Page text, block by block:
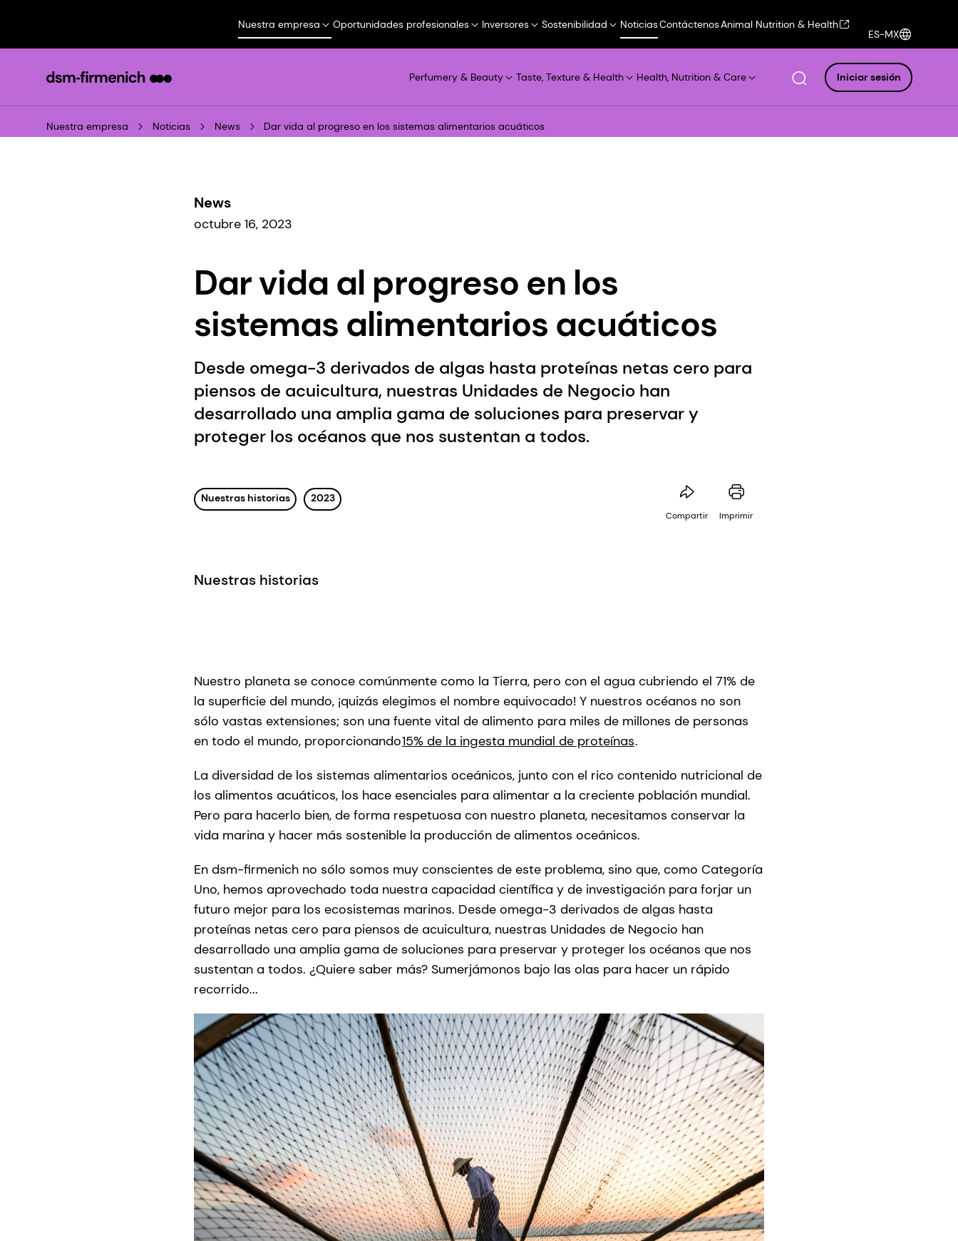
Nuestra empresa Oportunidades profesionales Inversores Sostenibilidad NoticiasContáctenosAnimal Nutrition & Health
ES-MX
Perfumery & Beauty Taste, Texture & Health Health, Nutrition & Care Iniciar sesión
Nuestra empresa Noticias News Dar vida al progreso en los sistemas alimentarios acuáticos
News
octubre 16, 2023
Dar vida al progreso en los
sistemas alimentarios acuáticos
Desde omega-3 derivados de algas hasta proteínas netas cero para
piensos de acuicultura, nuestras Unidades de Negocio han
desarrollado una amplia gama de soluciones para preservar y
proteger los océanos que nos sustentan a todos.
Nuestras historias 2023
Compartir Imprimir
Nuestras historias
Nuestro planeta se conoce comúnmente como la Tierra, pero con el agua cubriendo el 71% de
la superficie del mundo, ¡quizás elegimos el nombre equivocado! Y nuestros océanos no son
sólo vastas extensiones; son una fuente vital de alimento para miles de millones de personas
en todo el mundo, proporcionando15% de la ingesta mundial de proteínas.
La diversidad de los sistemas alimentarios oceánicos, junto con el rico contenido nutricional de
los alimentos acuáticos, los hace esenciales para alimentar a la creciente población mundial.
Pero para hacerlo bien, de forma respetuosa con nuestro planeta, necesitamos conservar la
vida marina y hacer más sostenible la producción de alimentos oceánicos.
En dsm-firmenich no sólo somos muy conscientes de este problema, sino que, como Categoría
Uno, hemos aprovechado toda nuestra capacidad científica y de investigación para forjar un
futuro mejor para los ecosistemas marinos. Desde omega-3 derivados de algas hasta
proteínas netas cero para piensos de acuicultura, nuestras Unidades de Negocio han
desarrollado una amplia gama de soluciones para preservar y proteger los océanos que nos
sustentan a todos. ¿Quiere saber más? Sumerjámonos bajo las olas para hacer un rápido
recorrido...